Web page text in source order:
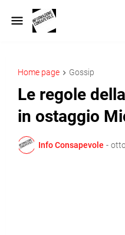
Home page Gossip
Le regole
in ostaggio
Info Consapevole -